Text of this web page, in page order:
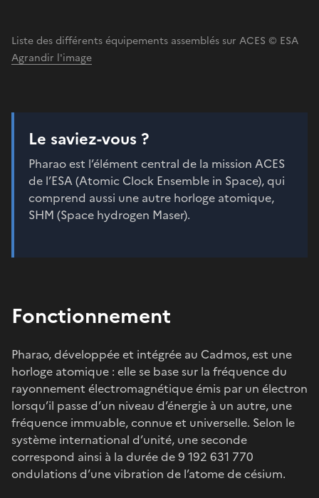
Liste des différents équipements assemblés sur ACES © ESA
Agrandir l'image
Le saviez-vous ?
Pharao est l’élément central de la mission ACES
de l’ESA (Atomic Clock Ensemble in Space), qui
comprend aussi une autre horloge atomique,
SHM (Space hydrogen Maser).
Fonctionnement
Pharao, développée et intégrée au Cadmos, est une
horloge atomique : elle se base sur la fréquence du
rayonnement électromagnétique émis par un électron
lorsqu’il passe d’un niveau d’énergie à un autre, une
fréquence immuable, connue et universelle. Selon le
système international d’unité, une seconde
correspond ainsi à la durée de 9 192 631 770
ondulations d’une vibration de l’atome de césium.